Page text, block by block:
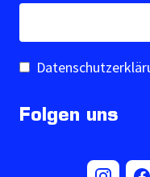
Folgen uns